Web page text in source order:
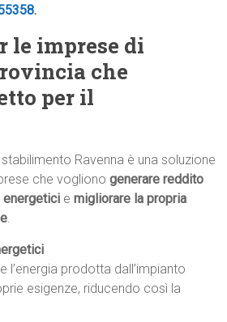
.
le imprese di
che
per il
Ravenna è una soluzione
che voglionogenerare reddito
energetici emigliorare la propria
.
l’energia prodotta dall’impianto
esigenze, riducendo così la